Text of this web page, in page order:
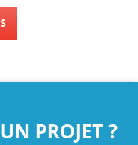
PROJET ?